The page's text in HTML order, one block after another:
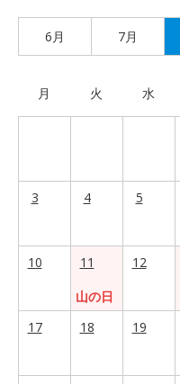
6月 7月
月 火 水
3 4 5
10
11
山の日
12
17
18 19